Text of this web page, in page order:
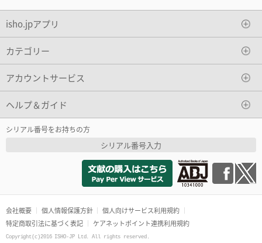
isho.jpアプリ
カテゴリー
アカウントサービス
ヘルプ＆ガイド
シリアル番号をお持ちの方
シリアル番号入力
会社概要 個人情報保護方針
個人向けサービス利用規約
特定商取引法に基づく表記
ケアネットポイント連携利用規約
Copyright(c)2016 ISHO-JP Ltd. All rights reserved.